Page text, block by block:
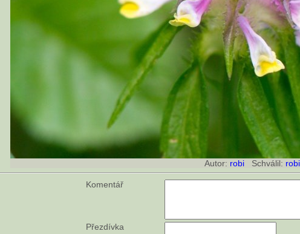
Autor: robi Schválil: robi
Komentář
Přezdívka